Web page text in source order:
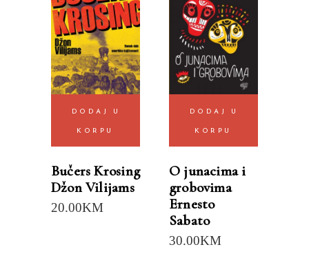
DODAJ U
KORPU
Bučers Krosing
Džon Vilijams
20.00KM
DODAJ U
KORPU
O junacima i
grobovima
Ernesto
Sabato
30.00KM